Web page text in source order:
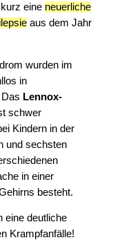
eine neuerliche
aus dem Jahr
wurden im
in
Lennox-
schwer
Kindern in der
und sechsten
in einer
besteht.
eine deutliche
Krampfanfälle!